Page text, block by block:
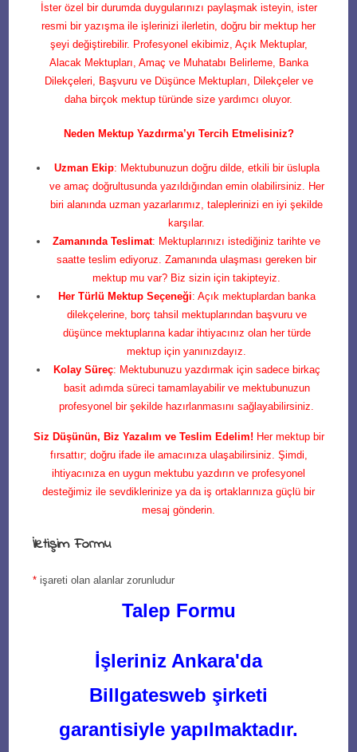
İster özel bir durumda duygularınızı paylaşmak isteyin, ister
resmi bir yazışma ile işlerinizi ilerletin, doğru bir mektup her
şeyi değiştirebilir. Profesyonel ekibimiz, Açık Mektuplar,
Alacak Mektupları, Amaç ve Muhatabı Belirleme, Banka
Dilekçeleri, Başvuru ve Düşünce Mektupları, Dilekçeler ve
daha birçok mektup türünde size yardımcı oluyor.
Neden Mektup Yazdırma’yı Tercih Etmelisiniz?
Uzman Ekip: Mektubunuzun doğru dilde, etkili bir üslupla
ve amaç doğrultusunda yazıldığından emin olabilirsiniz. Her
biri alanında uzman yazarlarımız, taleplerinizi en iyi şekilde
karşılar.
Zamanında Teslimat: Mektuplarınızı istediğiniz tarihte ve
saatte teslim ediyoruz. Zamanında ulaşması gereken bir
mektup mu var? Biz sizin için takipteyiz.
Her Türlü Mektup Seçeneği: Açık mektuplardan banka
dilekçelerine, borç tahsil mektuplarından başvuru ve
düşünce mektuplarına kadar ihtiyacınız olan her türde
mektup için yanınızdayız.
Kolay Süreç: Mektubunuzu yazdırmak için sadece birkaç
basit adımda süreci tamamlayabilir ve mektubunuzun
profesyonel bir şekilde hazırlanmasını sağlayabilirsiniz.
Siz Düşünün, Biz Yazalım ve Teslim Edelim! Her mektup bir
fırsattır; doğru ifade ile amacınıza ulaşabilirsiniz. Şimdi,
ihtiyacınıza en uygun mektubu yazdırın ve profesyonel
desteğimiz ile sevdiklerinize ya da iş ortaklarınıza güçlü bir
mesaj gönderin.
İletişim Formu
* işareti olan alanlar zorunludur
Talep Formu
İşleriniz Ankara'da
Billgatesweb şirketi
garantisiyle yapılmaktadır.